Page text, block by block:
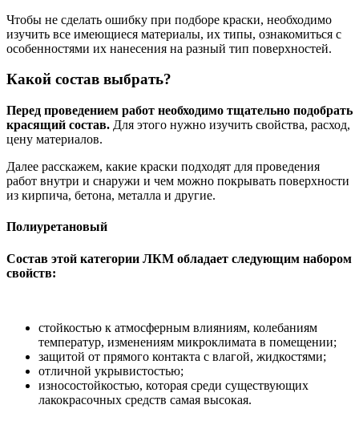
Чтобы не сделать ошибку при подборе краски, необходимо
изучить все имеющиеся материалы, их типы, ознакомиться с
особенностями их нанесения на разный тип поверхностей.
Какой состав выбрать?
Перед проведением работ необходимо тщательно подобрать
красящий состав. Для этого нужно изучить свойства, расход,
цену материалов.
Далее расскажем, какие краски подходят для проведения
работ внутри и снаружи и чем можно покрывать поверхности
из кирпича, бетона, металла и другие.
Полиуретановый
Состав этой категории ЛКМ обладает следующим набором
свойств:
стойкостью к атмосферным влияниям, колебаниям
температур, изменениям микроклимата в помещении;
защитой от прямого контакта с влагой, жидкостями;
отличной укрывистостью;
износостойкостью, которая среди существующих
лакокрасочных средств самая высокая.